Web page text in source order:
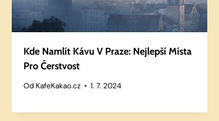
Kde Namlít Kávu V Praze: Nejlepší Místa
Pro Čerstvost
Od KafeKakao.cz 1. 7. 2024